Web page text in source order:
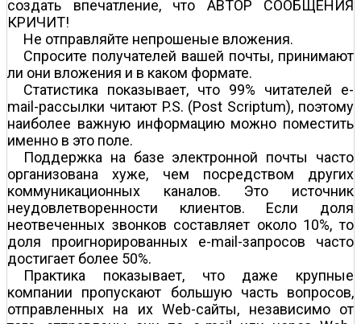
создать впечатление, что АВТОР СООБЩЕНИЯ
КРИЧИТ!
Не отправляйте непрошеные вложения.
Спросите получателей вашей почты, принимают
ли они вложения и в каком формате.
Статистика показывает, что 99% читателей e-
mail-рассылки читают P.S. (Post Scriptum), поэтому
наиболее важную информацию можно поместить
именно в это поле.
Поддержка на базе электронной почты часто
организована хуже, чем посредством других
коммуникационных каналов. Это источник
неудовлетворенности клиентов. Если доля
неотвеченных звонков составляет около 10%, то
доля проигнорированных e-mail-запросов часто
достигает более 50%.
Практика показывает, что даже крупные
компании пропускают большую часть вопросов,
отправленных на их Web-сайты, независимо от